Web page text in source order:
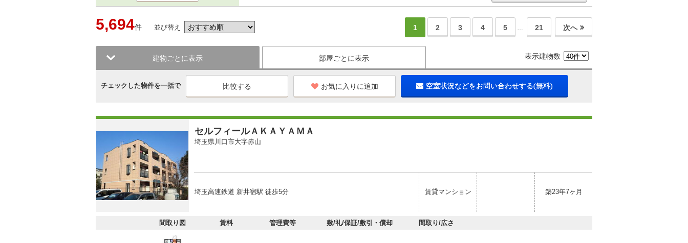
5,694件 並び替え 1 2 3 4 5 … 21 次へ
建物ごとに表示 部屋ごとに表示 表示建物数
チェックした物件を一括で お気に入りに追加 空室状況などをお問い合わせする(無料)
セルフィールＡＫＡＹＡＭＡ
埼玉県川口市大字赤山
埼玉高速鉄道 新井宿駅 徒歩5分 賃貸マンション 築23年7ヶ月
間取り図 賃料 管理費等 敷/礼/保証/敷引・償却 間取り/広さ